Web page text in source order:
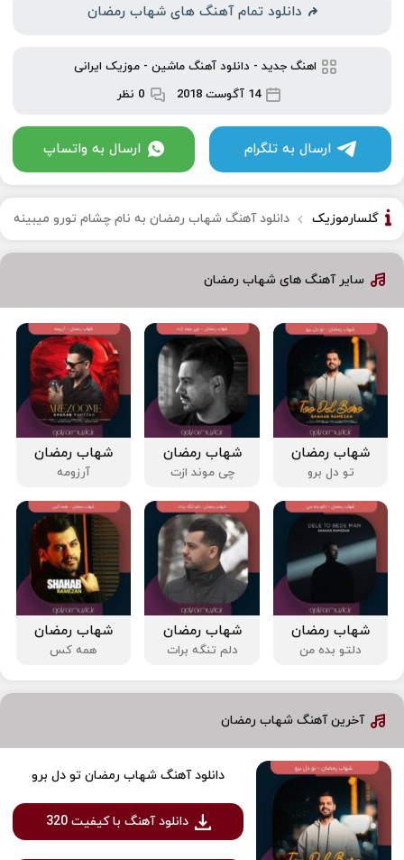
دانلود تمام آهنگ های شهاب رمضان
اهنگ جدید - دانلود آهنگ ماشین -موزیک ایرانی
14 آگوست 2018
0 نظر
ارسال به تلگرام ارسال به واتساپ
گلسارموزیک دانلود آهنگ شهاب رمضان به نام چشام تورو میبینه
سایر آهنگ های شهاب رمضان
شهاب رمضان
تو دل برو
شهاب رمضان
چی موند ازت
شهاب رمضان
آرزومه
شهاب رمضان
دلتو بده من
شهاب رمضان
دلم تنگه برات
شهاب رمضان
همه کس
آخرین آهنگ شهاب رمضان
دانلود آهنگ شهاب رمضان تو دل برو
دانلود آهنگ با کیفیت 320